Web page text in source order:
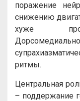
поражение
снижению
хуже
ритмы.
Центральная
– поддержание